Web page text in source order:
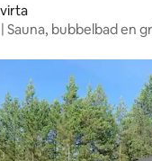
Sauna, bubbelbad en